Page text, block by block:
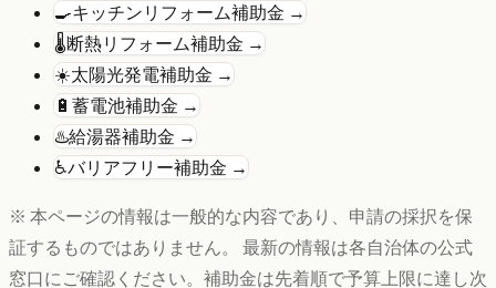
🍳キッチンリフォーム補助金 →
🌡️断熱リフォーム補助金 →
☀️太陽光発電補助金 →
🔋 蓄電池補助金 →
♨️給湯器補助金 →
♿バリアフリー補助金 →
※ 本ページの情報は一般的な内容であり、申請の採択を保
証するものではありません。 最新の情報は各自治体の公式
窓口にご確認ください。補助金は先着順で予算上限に達し次